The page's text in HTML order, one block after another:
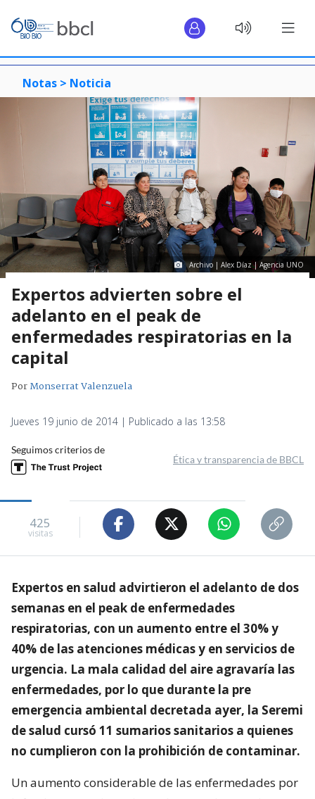
Notas > Noticia
Archivo | Alex Díaz | Agencia UNO
Expertos advierten sobre el
adelanto en el peak de
enfermedades respiratorias en la
capital
PorMonserrat Valenzuela
Jueves 19 junio de 2014 | Publicado a las 13:58
Seguimos criterios de
Ética y transparencia de BBCL
425
visitas
Expertos en salud advirtieron el adelanto de dos
semanas en el peak de enfermedades
respiratorias, con un aumento entre el 30% y
40% de las atenciones médicas y en servicios de
urgencia. La mala calidad del aire agravaría las
enfermedades, por lo que durante la pre
emergencia ambiental decretada ayer, la Seremi
de salud cursó 11 sumarios sanitarios a quienes
no cumplieron con la prohibición de contaminar.
Un aumento considerable de las enfermedades por